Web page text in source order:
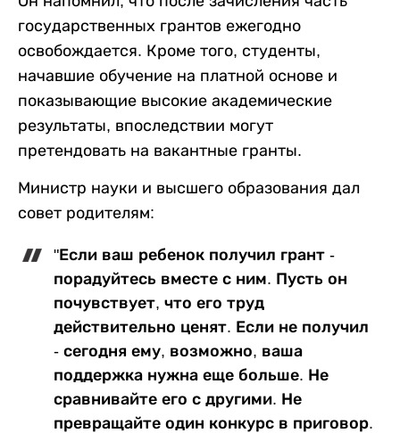
государственных грантов ежегодно
освобождается. Кроме того, студенты,
начавшие обучение на платной основе и
показывающие высокие академические
результаты, впоследствии могут
претендовать на вакантные гранты.
Министр науки и высшего образования дал
совет родителям:
"Если ваш ребенок получил грант -
порадуйтесь вместе с ним. Пусть он
почувствует, что его труд
действительно ценят. Если не получил
- сегодня ему, возможно, ваша
поддержка нужна еще больше. Не
сравнивайте его с другими. Не
превращайте один конкурс в приговор.